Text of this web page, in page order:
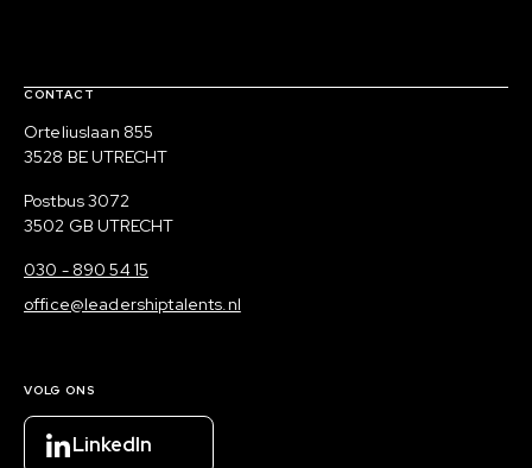
Contact, verdere links en colofon
CONTACT
Bezoekadres
Orteliuslaan 855
3528 BE UTRECHT
Postadres
Postbus 3072
3502 GB UTRECHT
030 - 890 54 15
office@leadershiptalents.nl
VOLG ONS
LinkedIn